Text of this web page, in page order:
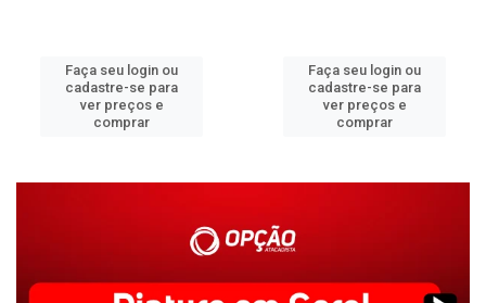
Faça seu login ou
cadastre-se para
ver preços e
comprar
Faça seu login ou
cadastre-se para
ver preços e
comprar